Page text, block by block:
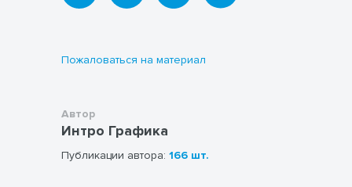
Пожаловаться на материал
Автор
Интро Графика
Публикации автора: 166 шт.